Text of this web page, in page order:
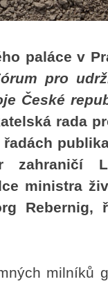
paláce v
pro
České
rada
zahraničí
ministra
Rebernig,
milníků